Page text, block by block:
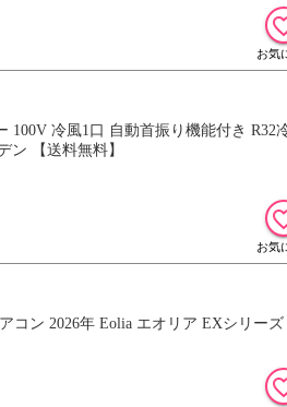
ダクト付き 倉庫 工場 熱中症対策 工事不要 スイデン 【送料無料】
コン 2026年 Eolia エオリア EXシリー